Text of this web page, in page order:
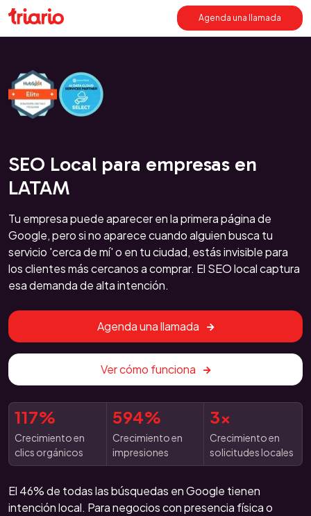
Agenda una llamada
SEO Local para empresas en
LATAM
Tu empresa puede aparecer en la primera página de
Google, pero si no aparece cuando alguien busca tu
servicio 'cerca de mí' o en tu ciudad, estás invisible para
los clientes más cercanos a comprar. El SEO local captura
esa demanda de alta intención.
Agenda una llamada
Ver cómo funciona
117%
Crecimiento en
clics orgánicos
594%
Crecimiento en
impresiones
3x
Crecimiento en
solicitudes locales
El 46% de todas las búsquedas en Google tienen
intención local. Para negocios con presencia física o